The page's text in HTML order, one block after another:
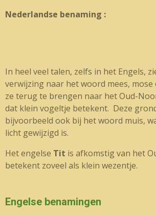
Nederlandse benaming :
In heel veel talen, zelfs in het Engels,
verwijzing naar het woord mees, mose
ze terug te brengen naar het Oud-
dat klein vogeltje betekent. Deze
bijvoorbeeld ook bij het woord muis,
licht gewijzigd is.
Het engelse Tit is afkomstig van het
betekent zoveel als klein wezentje.
Engelse benamingen